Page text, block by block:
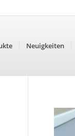
Neuigkeiten